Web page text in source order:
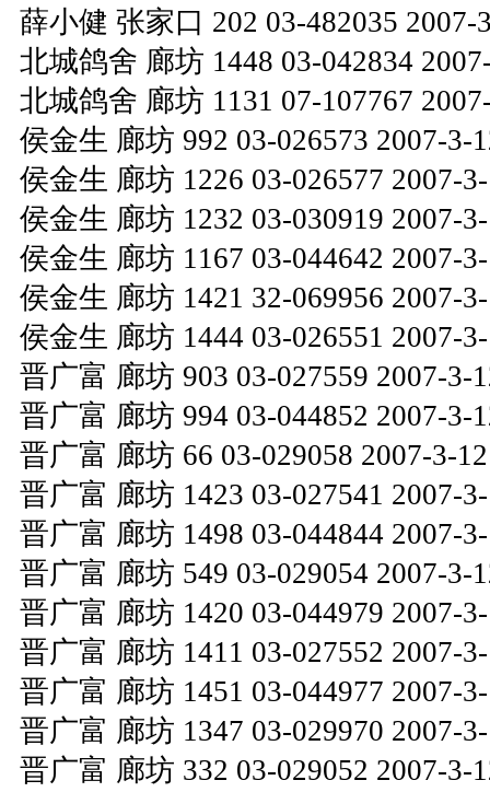
薛小健 张家口 202 03-482035 2007-
北城鸽舍 廊坊 1448 03-042834
北城鸽舍 廊坊 1131 07-107767
侯金生 廊坊 992 03-026573 2007-3-
侯金生 廊坊 1226 03-026577 2007-
侯金生 廊坊 1232 03-030919 2007-
侯金生 廊坊 1167 03-044642 2007-
侯金生 廊坊 1421 32-069956 2007-
侯金生 廊坊 1444 03-026551 2007-
晋广富 廊坊 903 03-027559 2007-3-
晋广富 廊坊 994 03-044852 2007-3-
晋广富 廊坊 66 03-029058 2007-3-
晋广富 廊坊 1423 03-027541 2007-
晋广富 廊坊 1498 03-044844 2007-
晋广富 廊坊 549 03-029054 2007-3-
晋广富 廊坊 1420 03-044979 2007-
晋广富 廊坊 1411 03-027552 2007-
晋广富 廊坊 1451 03-044977 2007-
晋广富 廊坊 1347 03-029970 2007-
晋广富 廊坊 332 03-029052 2007-3-